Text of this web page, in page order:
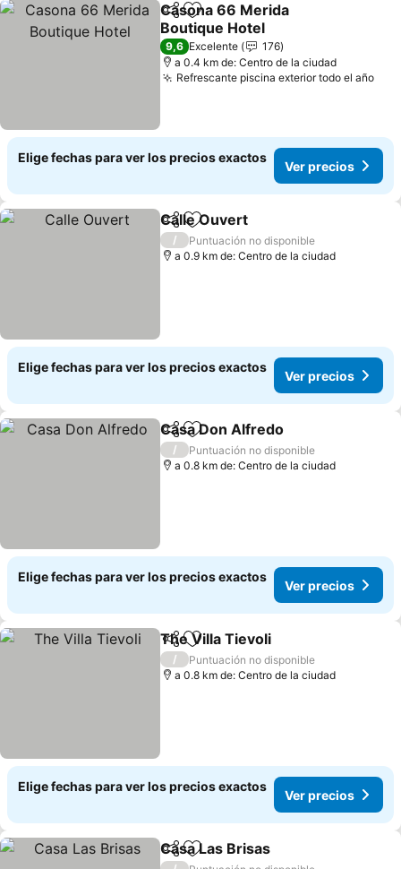
CompartirAgregar a favoritos
Casona 66 Merida
Boutique Hotel
9,6 Excelente
176
a 0.4 km de: Centro de la ciudad
Refrescante piscina exterior todo el año
Elige fechas para ver los precios exactos
Ver precios
CompartirAgregar a favoritos
Calle Ouvert
/
Puntuación no disponible
a 0.9 km de: Centro de la ciudad
Elige fechas para ver los precios exactos
Ver precios
CompartirAgregar a favoritos
Casa Don Alfredo
/
Puntuación no disponible
a 0.8 km de: Centro de la ciudad
Elige fechas para ver los precios exactos
Ver precios
CompartirAgregar a favoritos
The Villa Tievoli
/
Puntuación no disponible
a 0.8 km de: Centro de la ciudad
Elige fechas para ver los precios exactos
Ver precios
CompartirAgregar a favoritos
Casa Las Brisas